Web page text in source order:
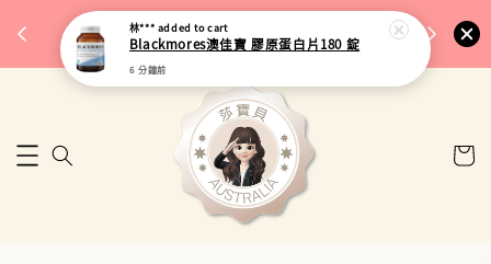
🎉 77購物節｜保健品滿額最低 91 折
來去逛逛
🚚 台
林*** added to cart
Blackmores澳佳寶 膠原蛋白片180 錠
6 分鐘前